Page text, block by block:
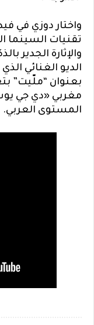
واختار دوزي في
تقنيات السينما
والإثارة الجدير
الديو الغنائي
بعنوان “ملّيت”
مغربي «دي جي
المستوى العربي.